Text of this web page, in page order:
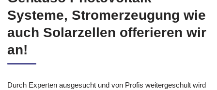
Systeme, Stromerzeugung wie
auch Solarzellen offerieren wir
an!
Durch Experten ausgesucht und von Profis weitergeschult wird